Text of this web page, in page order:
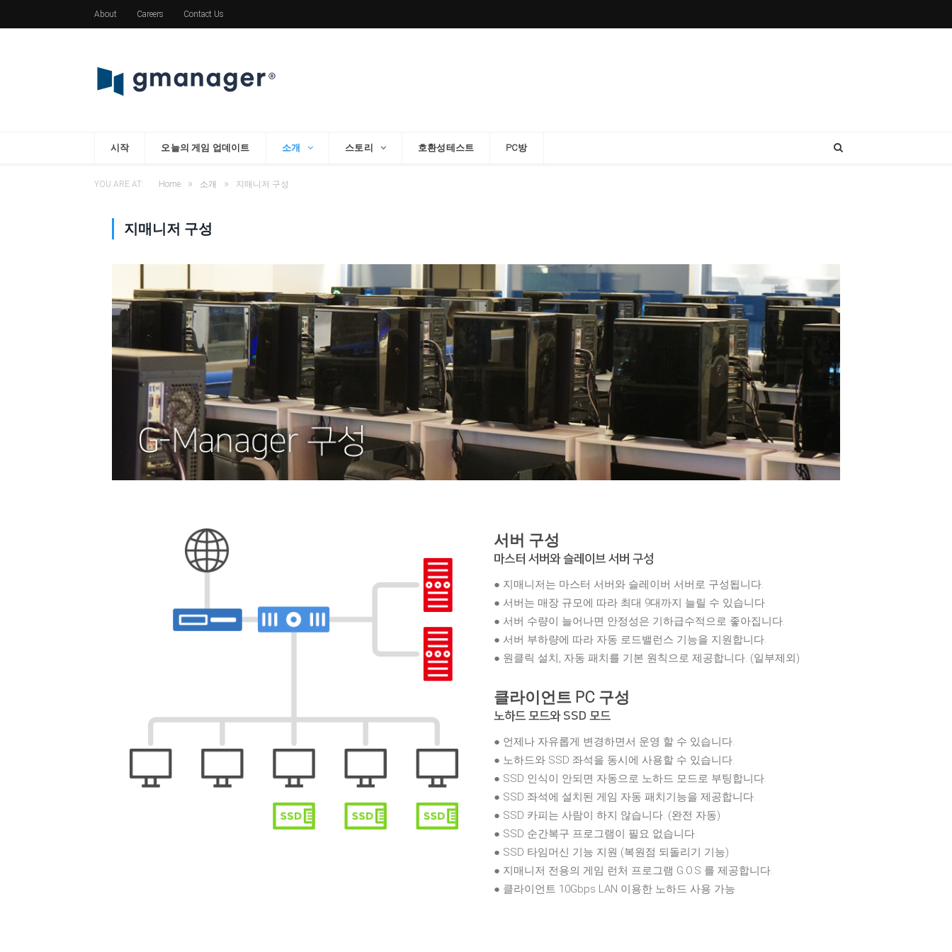
About Careers Contact Us
시작 오늘의 게임 업데이트 소개 스토리 호환성테스트 PC방
YOU ARE AT: Home » 소개 » 지매니저 구성
지매니저 구성
서버 구성
마스터 서버와 슬레이브 서버 구성
● 지매니저는 마스터 서버와 슬레이버 서버로 구성됩니다.
● 서버는 매장 규모에 따라 최대 9대까지 늘릴 수 있습니다.
● 서버 수량이 늘어나면 안정성은 기하급수적으로 좋아집니다.
● 서버 부하량에 따라 자동 로드밸런스 기능을 지원합니다.
● 원클릭 설치, 자동 패치를 기본 원칙으로 제공합니다. (일부제외)
클라이언트 PC 구성
노하드 모드와 SSD 모드
● 언제나 자유롭게 변경하면서 운영 할 수 있습니다.
● 노하드와 SSD 좌석을 동시에 사용할 수 있습니다.
● SSD 인식이 안되면 자동으로 노하드 모드로 부팅합니다.
● SSD 좌석에 설치된 게임 자동 패치기능을 제공합니다.
● SSD 카피는 사람이 하지 않습니다. (완전 자동)
● SSD 순간복구 프로그램이 필요 없습니다.
● SSD 타임머신 기능 지원 (복원점 되돌리기 기능)
● 지매니저 전용의 게임 런처 프로그램 G.O.S 를 제공합니다.
● 클라이언트 10Gbps LAN 이용한 노하드 사용 가능